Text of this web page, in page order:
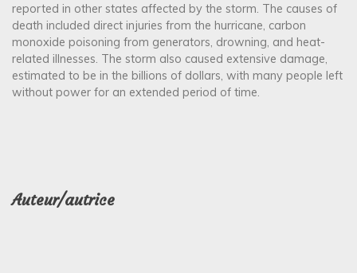
reported in other states affected by the storm. The causes of
death included direct injuries from the hurricane, carbon
monoxide poisoning from generators, drowning, and heat-
related illnesses. The storm also caused extensive damage,
estimated to be in the billions of dollars, with many people left
without power for an extended period of time.
Auteur/autrice